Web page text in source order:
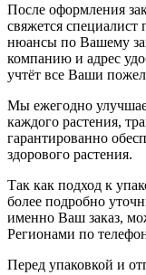
После оформления
свяжется специалист
нюансы по Вашему
компанию и адрес
учтёт все Ваши
Мы ежегодно
каждого растения,
гарантированно
здорового растения.
Так как подход к
более подробно
именно Ваш заказ,
Регионами по
Перед упаковкой и